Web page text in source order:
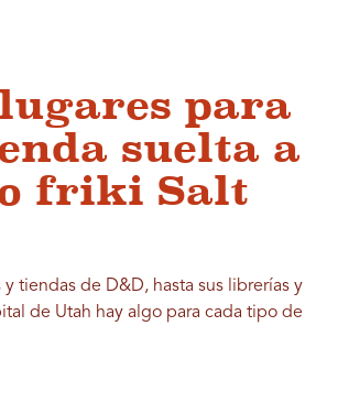
para
suelta a
friki Salt
y tiendas de D&D, hasta sus librerías y
de Utah hay algo para cada tipo de